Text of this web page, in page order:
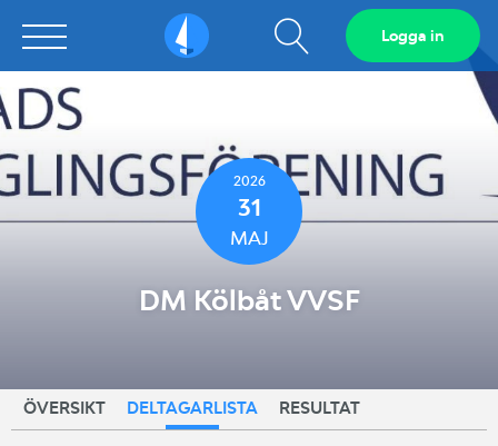
Sailarena Visa
sökfält
Logga in
2026
31
MAJ
DM Kölbåt VVSF
ÖVERSIKT DELTAGARLISTA RESULTAT